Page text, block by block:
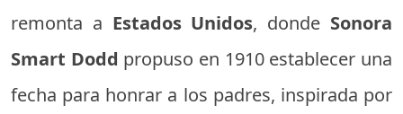
remonta a Estados Unidos, donde Sonora
Smart Dodd propuso en 1910 establecer una
fecha para honrar a los padres, inspirada por